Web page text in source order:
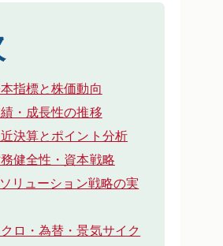
指標と株価動向
・成長性の推移
決算とポイント分析
健全性・資本戦略
リューション戦略の実
ロ・為替・景気サイク